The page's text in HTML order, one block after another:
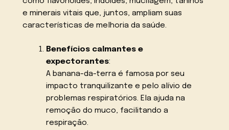
e minerais vitais que, juntos, ampliam suas
características de melhoria da saúde.
Benefícios calmantes e
expectorantes:
A banana-da-terra é famosa por seu
impacto tranquilizante e pelo alívio de
problemas respiratórios. Ela ajuda na
remoção do muco, facilitando a
respiração.